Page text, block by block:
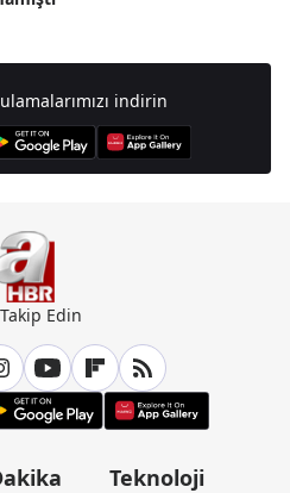
indirin
Edin
Teknoloji